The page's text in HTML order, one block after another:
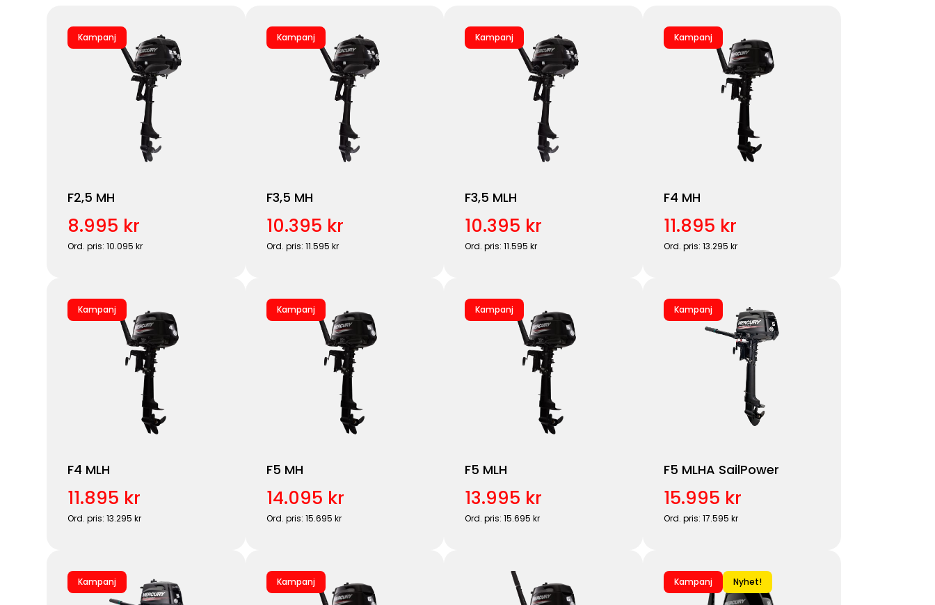
Kampanj
F2,5 MH
8.995 kr
Ord. pris: 10.095 kr
Kampanj
F3,5 MH
10.395 kr
Ord. pris: 11.595 kr
Kampanj
F3,5 MLH
10.395 kr
Ord. pris: 11.595 kr
Kampanj
F4 MH
11.895 kr
Ord. pris: 13.295 kr
Kampanj
F4 MLH
11.895 kr
Ord. pris: 13.295 kr
Kampanj
F5 MH
14.095 kr
Ord. pris: 15.695 kr
Kampanj
F5 MLH
13.995 kr
Ord. pris: 15.695 kr
Kampanj
F5 MLHA SailPower
15.995 kr
Ord. pris: 17.595 kr
Kampanj Kampanj Kampanj Nyhet!